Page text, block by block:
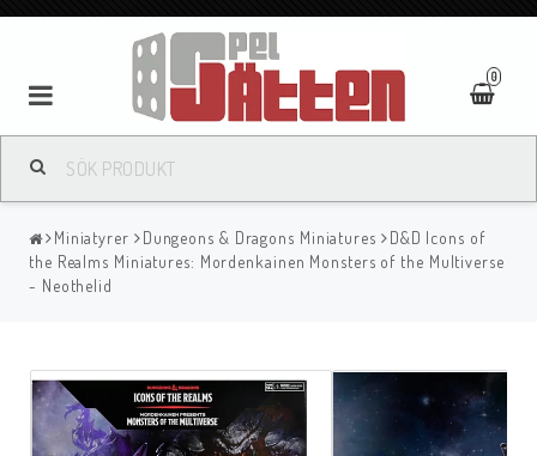
0
Miniatyrer Dungeons & Dragons Miniatures
D&D Icons of
the Realms Miniatures: Mordenkainen Monsters of the Multiverse
- Neothelid